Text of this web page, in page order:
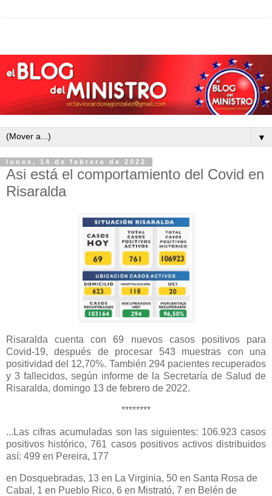
▼
lunes, 14 de febrero de 2022
Asi está el comportamiento del Covid en
Risaralda
Risaralda cuenta con 69 nuevos casos positivos para
Covid-19, después de procesar 543 muestras con una
positividad del 12,70%. También 294 pacientes recuperados
y 3 fallecidos, según informe de la Secretaría de Salud de
Risaralda, domingo 13 de febrero de 2022.
********
...Las cifras acumuladas son las siguientes: 106.923 casos
positivos histórico, 761 casos positivos activos distribuidos
así: 499 en Pereira, 177
en Dosquebradas, 13 en La Virginia, 50 en Santa Rosa de
Cabal, 1 en Pueblo Rico, 6 en Mistrató, 7 en Belén de